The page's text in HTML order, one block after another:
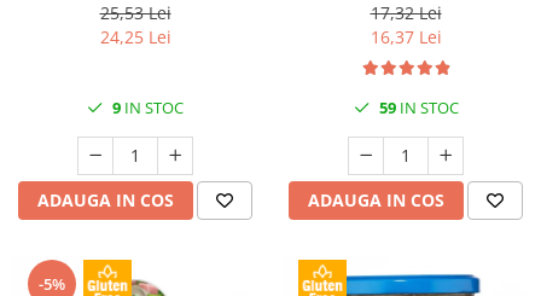
25,53 Lei
24,25 Lei
9 IN STOC
ADAUGA IN COS
17,32 Lei
16,37 Lei
59IN STOC
ADAUGA IN COS
-5%